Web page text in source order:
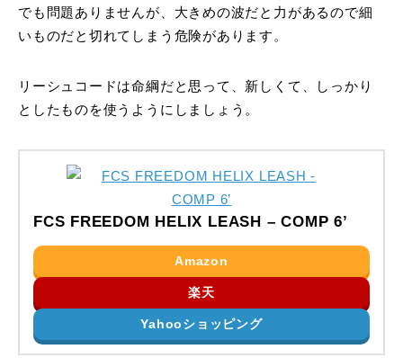
でも問題ありませんが、大きめの波だと力があるので細
いものだと切れてしまう危険があります。
リーシュコードは命綱だと思って、新しくて、しっかり
としたものを使うようにしましょう。
FCS FREEDOM HELIX LEASH – COMP 6’
Amazon
楽天
Yahooショッピング